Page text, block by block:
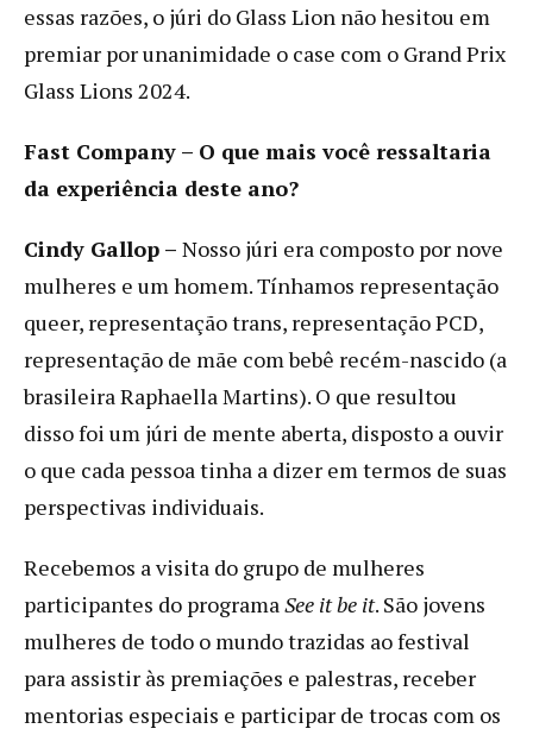
essas razões, o júri do Glass Lion não hesitou em
premiar por unanimidade o case com o Grand Prix
Glass Lions 2024.
Fast Company – O que mais você ressaltaria
da experiência deste ano?
Cindy Gallop – Nosso júri era composto por nove
mulheres e um homem. Tínhamos representação
queer, representação trans, representação PCD,
representação de mãe com bebê recém-nascido (a
brasileira Raphaella Martins). O que resultou
disso foi um júri de mente aberta, disposto a ouvir
o que cada pessoa tinha a dizer em termos de suas
perspectivas individuais.
Recebemos a visita do grupo de mulheres
participantes do programaSee it be it. São jovens
mulheres de todo o mundo trazidas ao festival
para assistir às premiações e palestras, receber
mentorias especiais e participar de trocas com os